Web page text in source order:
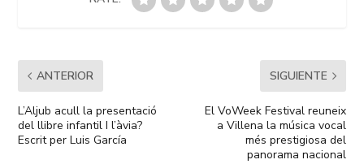
ANTERIOR
L’Aljub acull la presentació
del llibre infantil I l’àvia?
Escrit per Luis García
SIGUIENTE
El VoWeek Festival reuneix
a Villena la música vocal
més prestigiosa del
panorama nacional